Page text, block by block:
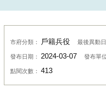
市府分類： 戶籍兵役 最後異動
發布日期： 2024-03-07 發布單
點閱次數： 413